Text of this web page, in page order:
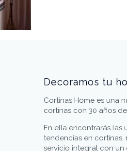
Decoramos tu
Cortinas Home es una
cortinas con 30 años
En ella encontrarás las
tendencias en cortinas,
servicio integral con un